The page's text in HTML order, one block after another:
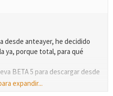
desde anteayer, he decidido
ya, porque total, para qué
BETA 5 para descargar desde
expandir...